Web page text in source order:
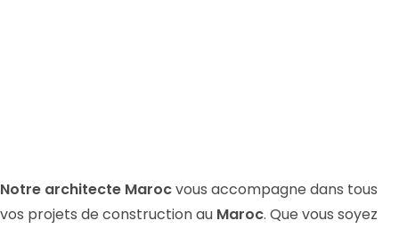
Notre architecte Marocvous accompagne dans tous
vos projets de construction au Maroc. Que vous soyez